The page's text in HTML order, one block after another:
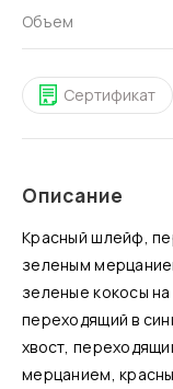
Объем
Сертификат
Описание
Красный шлейф,
зеленым
зеленые кокосы
переходящий в
хвост,
мерцанием,